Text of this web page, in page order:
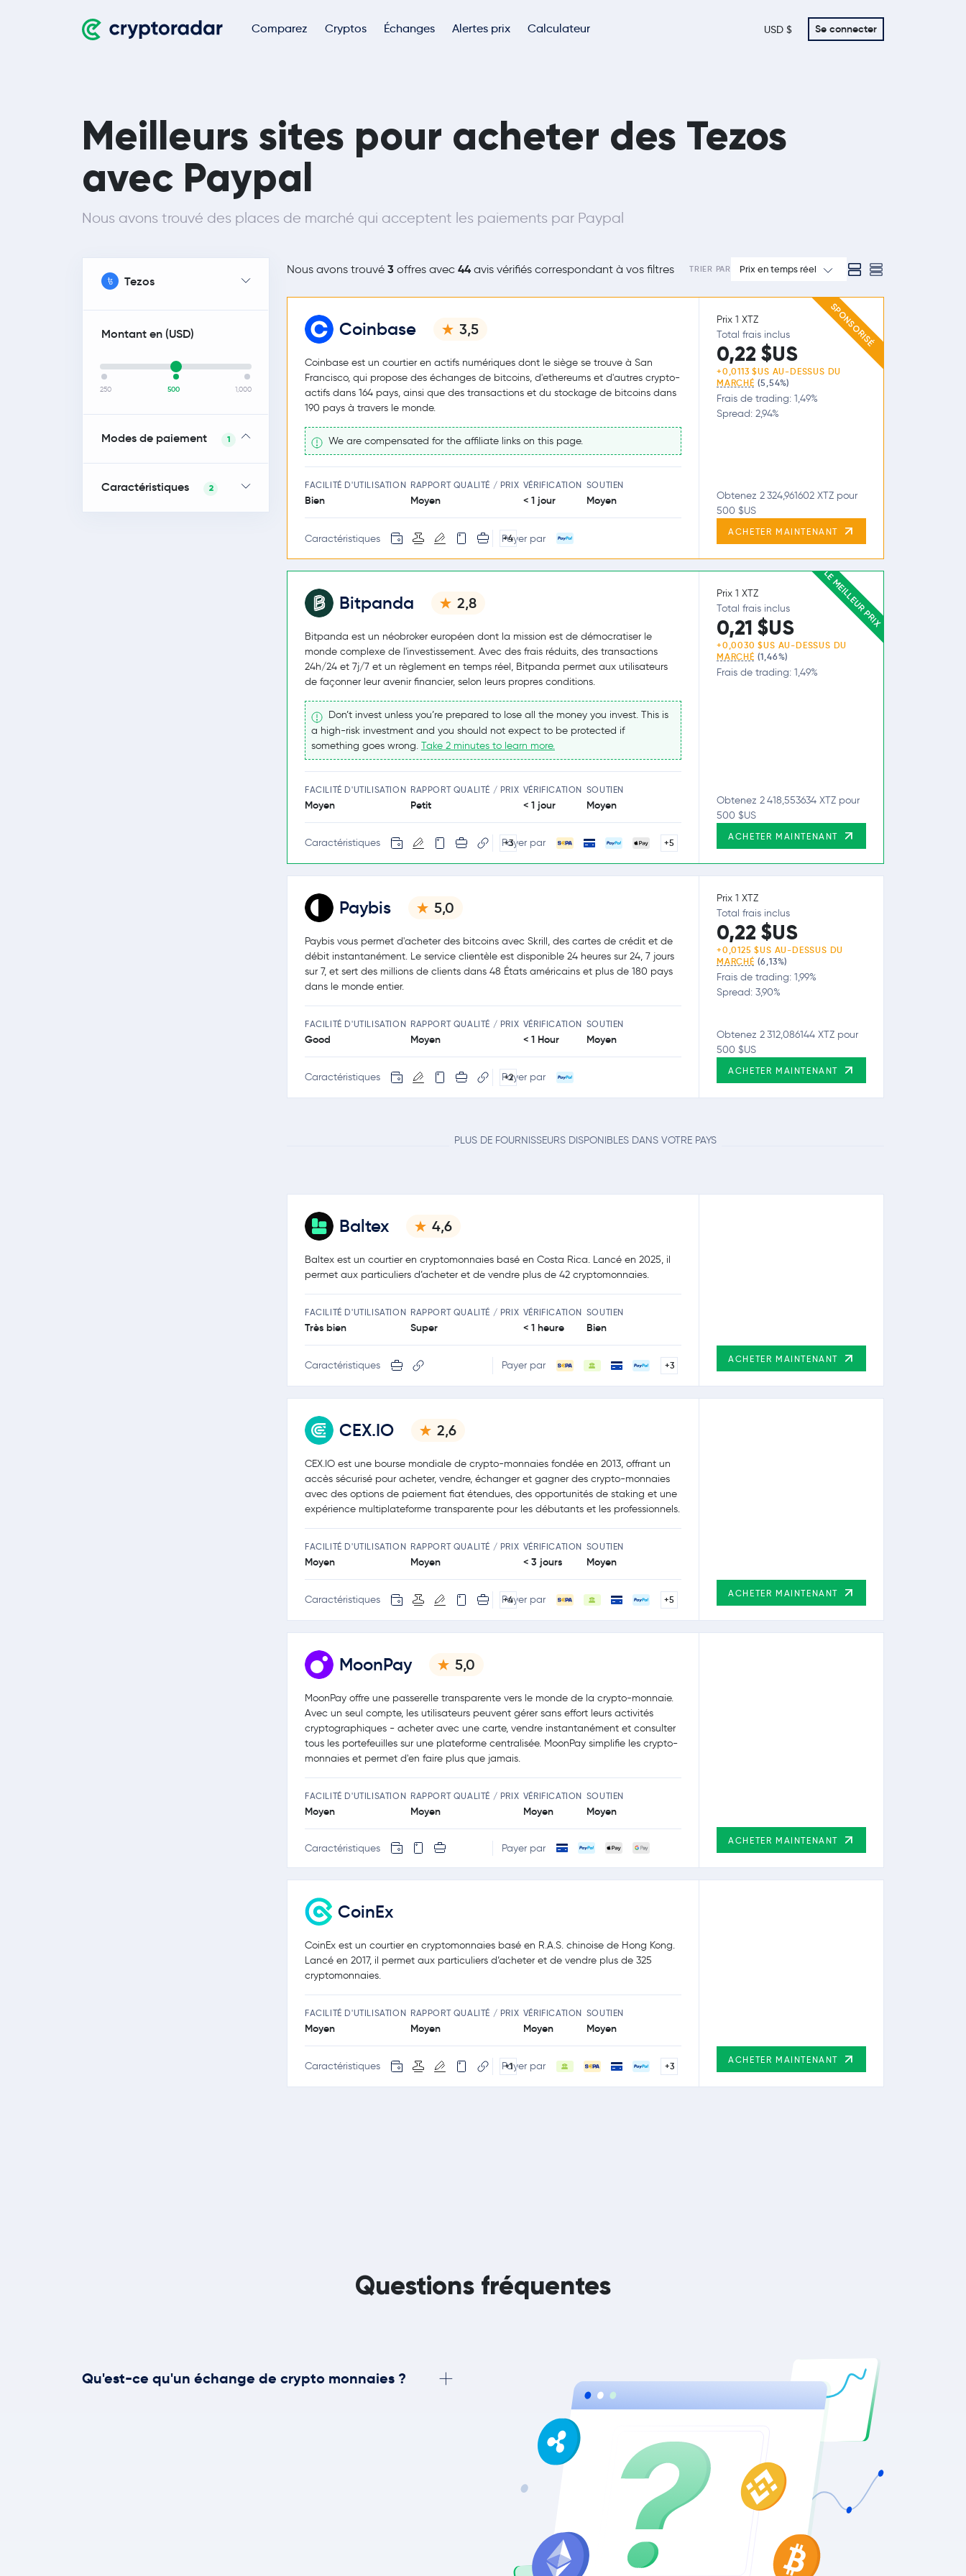
Comparez Cryptos Échanges Alertes prix Calculateur USD $ Se connecter
Meilleurs sites pour acheter des Tezos
avec Paypal
Nous avons trouvé des places de marché qui acceptent les paiements par Paypal
Tezos
Montant en (USD)
250 500 1,000
Modes de paiement 1
Caractéristiques 2
Nous avons trouvé 3 offres avec 44 avis vérifiés correspondant à vos filtres TRIER PAR Prix en temps réel
SPONSORISÉ
Coinbase 3,5
Coinbase est un courtier en actifs numériques dont le siège se trouve à San
Francisco, qui propose des échanges de bitcoins, d'ethereums et d'autres crypto-
actifs dans 164 pays, ainsi que des transactions et du stockage de bitcoins dans
190 pays à travers le monde.
We are compensated for the affiliate links on this page.
FACILITÉ D'UTILISATION
Bien
RAPPORT QUALITÉ / PRIX
Moyen
VÉRIFICATION
< 1 jour
SOUTIEN
Moyen
Caractéristiques +4
Payer par
Prix 1 XTZ
Total frais inclus
0,22 $US
+0,0113 $US AU-DESSUS DU
MARCHÉ (5,54%)
Frais de trading: 1,49%
Spread: 2,94%
Obtenez 2 324,961602 XTZ pour
500 $US
ACHETER MAINTENANT
LE MEILLEUR PRIX
Bitpanda 2,8
Bitpanda est un néobroker européen dont la mission est de démocratiser le
monde complexe de l'investissement. Avec des frais réduits, des transactions
24h/24 et 7j/7 et un règlement en temps réel, Bitpanda permet aux utilisateurs
de façonner leur avenir financier, selon leurs propres conditions.
Don’t invest unless you’re prepared to lose all the money you invest. This is
a high-risk investment and you should not expect to be protected if
something goes wrong. Take 2 minutes to learn more.
FACILITÉ D'UTILISATION
Moyen
RAPPORT QUALITÉ / PRIX
Petit
VÉRIFICATION
< 1 jour
SOUTIEN
Moyen
Caractéristiques +3
Payer par +5
Prix 1 XTZ
Total frais inclus
0,21 $US
+0,0030 $US AU-DESSUS DU
MARCHÉ (1,46%)
Frais de trading: 1,49%
Obtenez 2 418,553634 XTZ pour
500 $US
ACHETER MAINTENANT
Paybis 5,0
Paybis vous permet d'acheter des bitcoins avec Skrill, des cartes de crédit et de
débit instantanément. Le service clientèle est disponible 24 heures sur 24, 7 jours
sur 7, et sert des millions de clients dans 48 États américains et plus de 180 pays
dans le monde entier.
FACILITÉ D'UTILISATION
Good
RAPPORT QUALITÉ / PRIX
Moyen
VÉRIFICATION
< 1 Hour
SOUTIEN
Moyen
Caractéristiques +2
Payer par
Prix 1 XTZ
Total frais inclus
0,22 $US
+0,0125 $US AU-DESSUS DU
MARCHÉ (6,13%)
Frais de trading: 1,99%
Spread: 3,90%
Obtenez 2 312,086144 XTZ pour
500 $US
ACHETER MAINTENANT
PLUS DE FOURNISSEURS DISPONIBLES DANS VOTRE PAYS
Baltex 4,6
Baltex est un courtier en cryptomonnaies basé en Costa Rica. Lancé en 2025, il
permet aux particuliers d’acheter et de vendre plus de 42 cryptomonnaies.
FACILITÉ D'UTILISATION
Très bien
RAPPORT QUALITÉ / PRIX
Super
VÉRIFICATION
< 1 heure
SOUTIEN
Bien
Caractéristiques Payer par +3
ACHETER MAINTENANT
CEX.IO 2,6
CEX.IO est une bourse mondiale de crypto-monnaies fondée en 2013, offrant un
accès sécurisé pour acheter, vendre, échanger et gagner des crypto-monnaies
avec des options de paiement fiat étendues, des opportunités de staking et une
expérience multiplateforme transparente pour les débutants et les professionnels.
FACILITÉ D'UTILISATION
Moyen
RAPPORT QUALITÉ / PRIX
Moyen
VÉRIFICATION
< 3 jours
SOUTIEN
Moyen
Caractéristiques +4
Payer par +5
ACHETER MAINTENANT
MoonPay 5,0
MoonPay offre une passerelle transparente vers le monde de la crypto-monnaie.
Avec un seul compte, les utilisateurs peuvent gérer sans effort leurs activités
cryptographiques - acheter avec une carte, vendre instantanément et consulter
tous les portefeuilles sur une plateforme centralisée. MoonPay simplifie les crypto-
monnaies et permet d'en faire plus que jamais.
FACILITÉ D'UTILISATION
Moyen
RAPPORT QUALITÉ / PRIX
Moyen
VÉRIFICATION
Moyen
SOUTIEN
Moyen
Caractéristiques Payer par
ACHETER MAINTENANT
CoinEx
CoinEx est un courtier en cryptomonnaies basé en R.A.S. chinoise de Hong Kong.
Lancé en 2017, il permet aux particuliers d’acheter et de vendre plus de 325
cryptomonnaies.
FACILITÉ D'UTILISATION
Moyen
RAPPORT QUALITÉ / PRIX
Moyen
VÉRIFICATION
Moyen
SOUTIEN
Moyen
Caractéristiques +1
Payer par +3
ACHETER MAINTENANT
Questions fréquentes
Qu'est-ce qu'un échange de crypto monnaies ?